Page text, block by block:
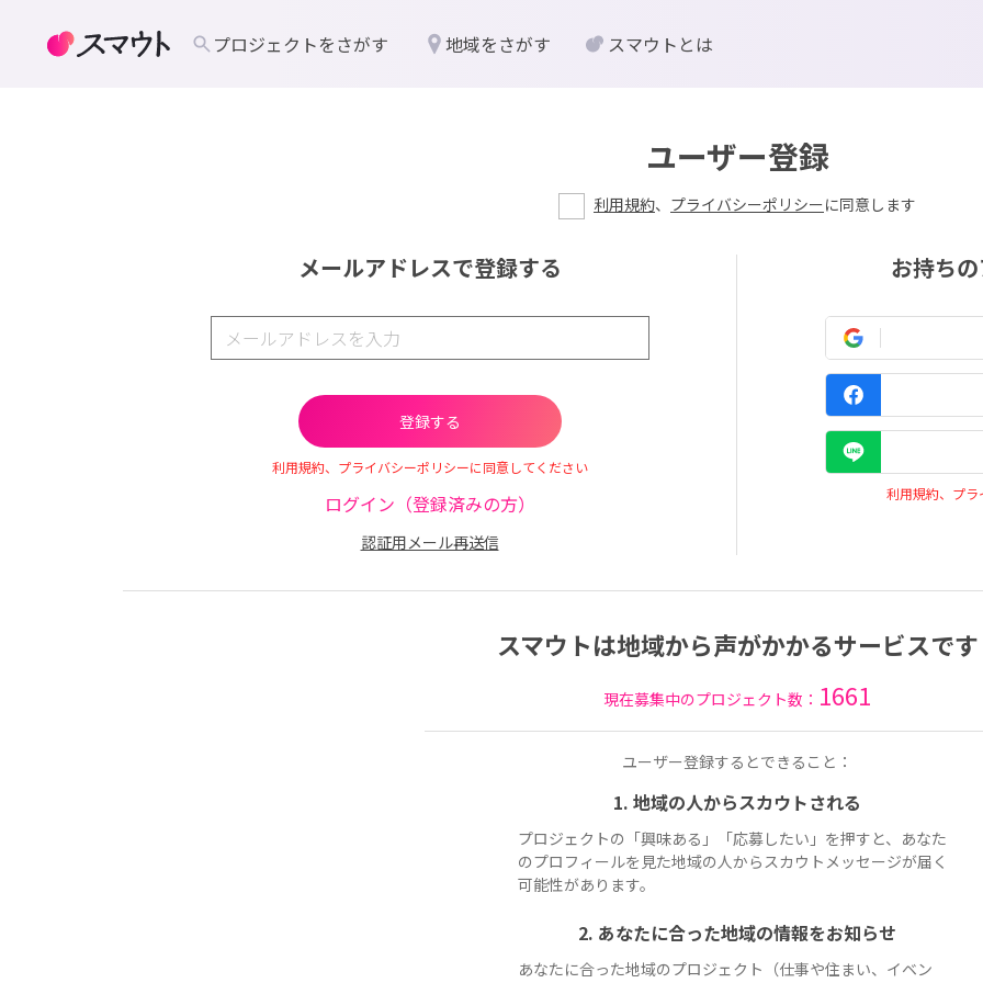
ユーザー登録
利用規約、 プライバシーポリシーに同意します
メールアドレスで登録する
利用規約、プライバシーポリシーに同意してください
ログイン（登録済みの方）
認証用メール再送信
お持ち
利用規約、プ
スマウトは地域から声がかかるサービスです
現在募集中のプロジェクト数： 1661
ユーザー登録するとできること：
1. 地域の人からスカウトされる
プロジェクトの「興味ある」「応募したい」を押すと、あなた
のプロフィールを見た地域の人からスカウトメッセージが届く
可能性があります。
2. あなたに合った地域の情報をお知らせ
あなたに合った地域のプロジェクト（仕事や住まい、イベン
プロジェクトをさがす 地域をさがす スマウトとは